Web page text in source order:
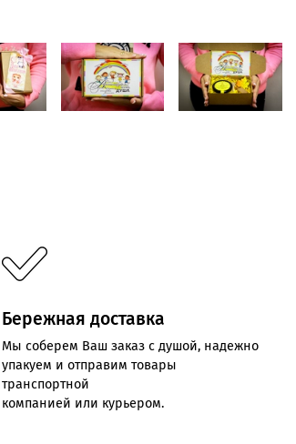
Бережная доставка
Мы соберем Ваш заказ с душой, надежно
упакуем и отправим товары
транспортной
компанией или курьером.